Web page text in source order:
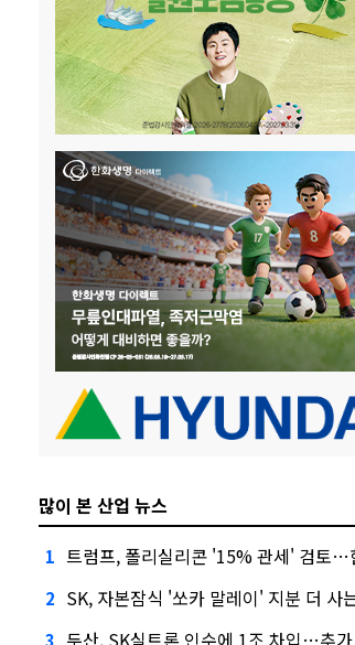
많이 본 산업 뉴스
1 트럼프, 폴리실리콘 '15% 관세' 검토…한화큐셀·OCI
2 SK, 자본잠식 '쏘카 말레이' 지분 더 사
3 두산, SK실트론 인수에 1조 차입…추가 부담